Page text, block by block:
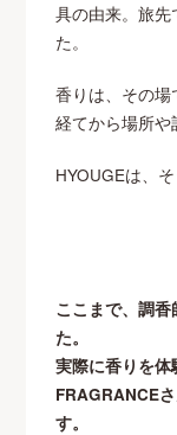
具の由来。旅先
た。
香りは、その
経てから場所や
HYOUGEは、
ここまで、調
た。
実際に香りを体
FRAGRANCE
す。